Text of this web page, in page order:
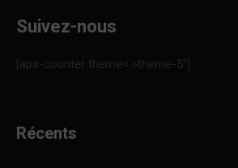
Suivez-nous
[aps-counter theme= »theme-5″]
Récents